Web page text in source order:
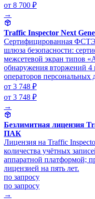
от 8 700 ₽
→
Traffic Inspector Next
Сертифицированная
шлюза безопасности:
межсетевой экран типов
обнаружения вторжений 4
операторов
от 3 748 ₽
от 3 748 ₽
→
Безлимитная лицензия
ПАК
Лицензия на Traffic
количества учётных
аппаратной платформой;
лицензией на пять лет.
по запросу
по запросу
→